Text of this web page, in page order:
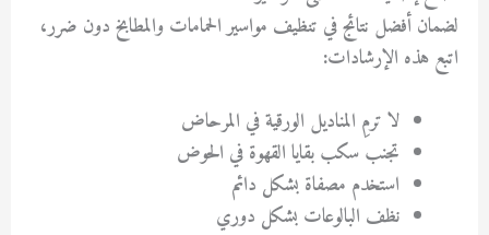
لضمان أفضل نتائج في تنظيف مواسير الحمامات والمطابخ دون ضرر،
اتبع هذه الإرشادات:
لا ترمِ المناديل الورقية في المرحاض
تجنب سكب بقايا القهوة في الحوض
استخدم مصفاة بشكل دائم
نظف البالوعات بشكل دوري